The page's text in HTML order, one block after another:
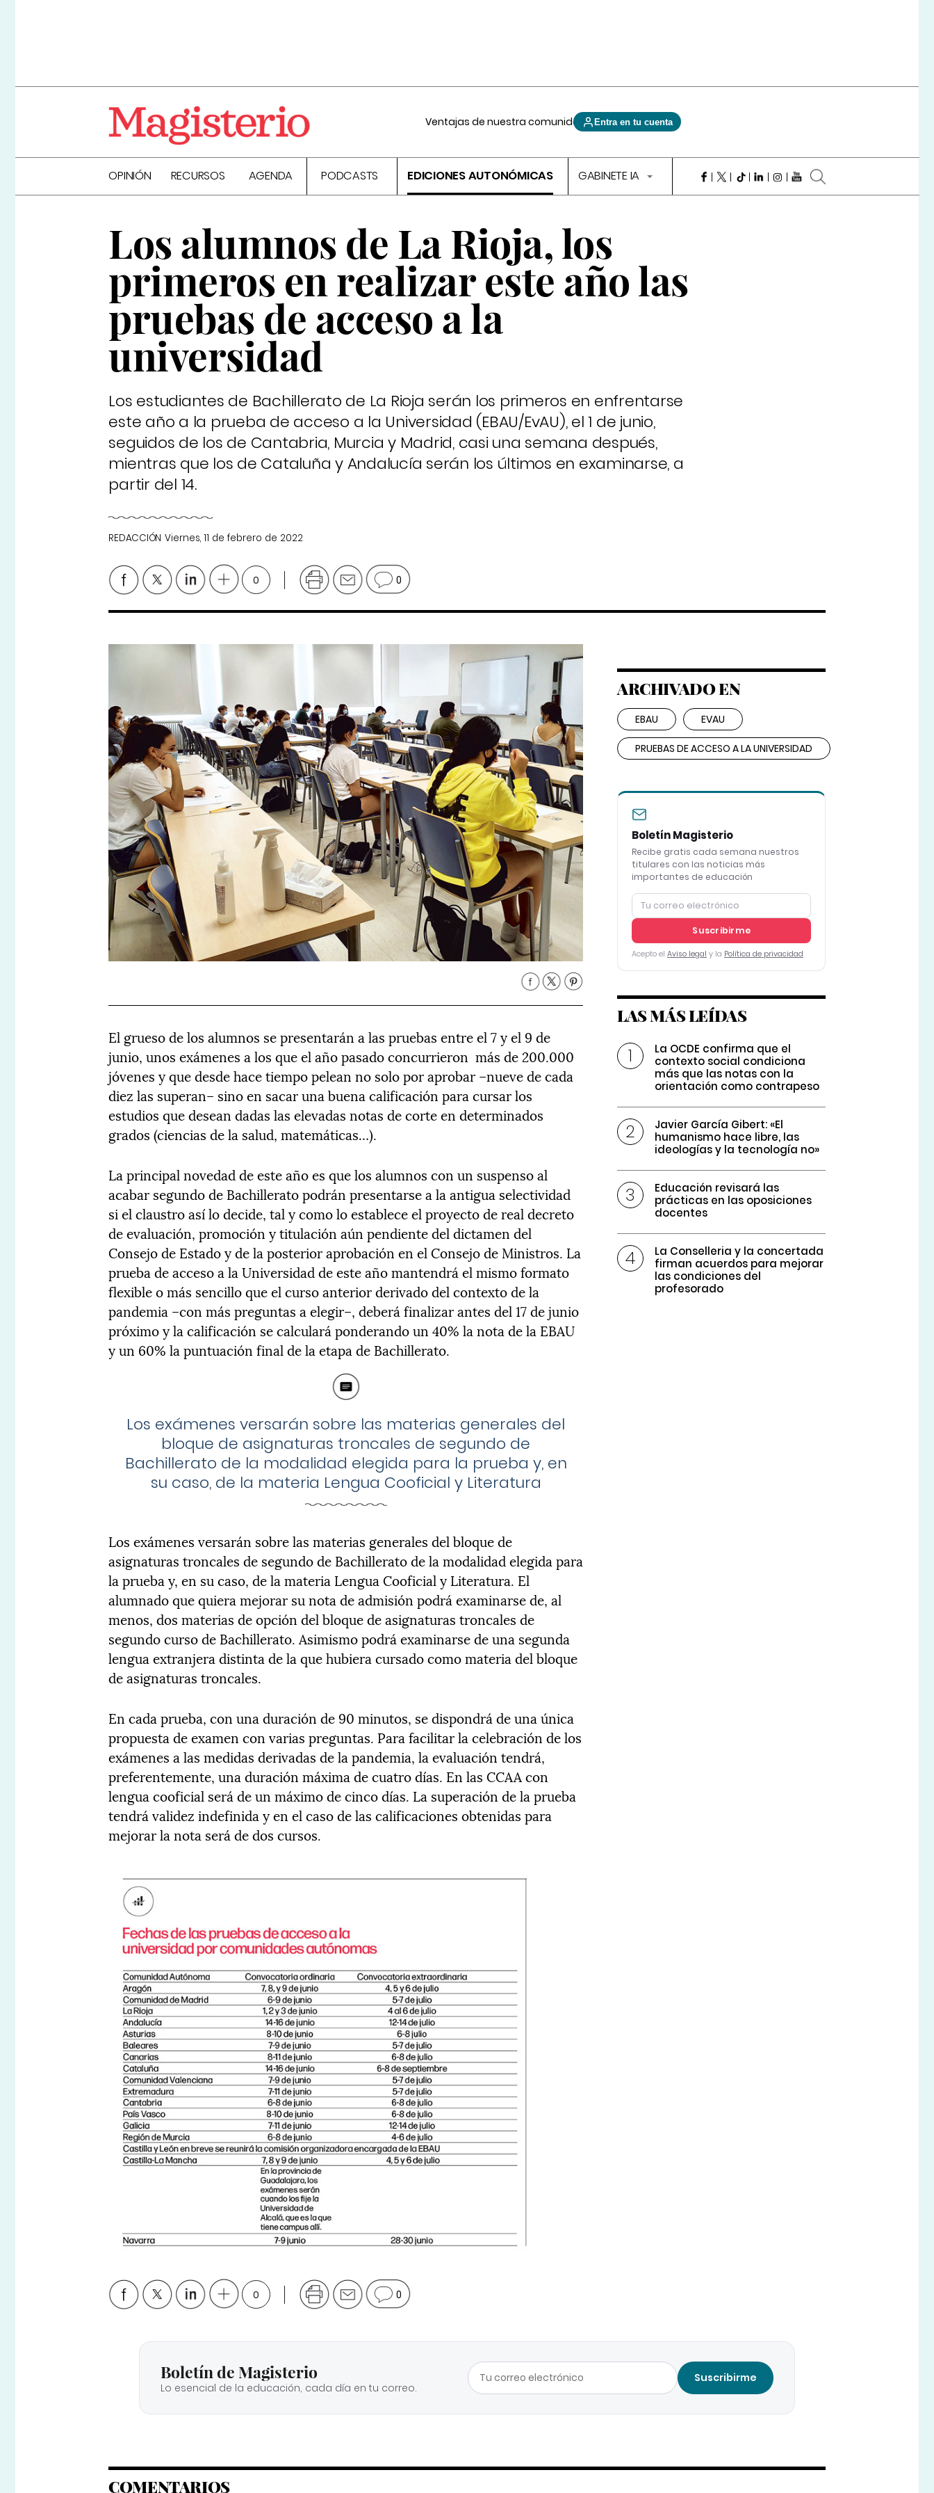
Ventajas de nuestra comunidad Entra en tu cuenta
OPINIÓN RECURSOS AGENDA PODCASTS EDICIONES AUTONÓMICAS GABINETE IA
Los alumnos de La Rioja, los
primeros en realizar este año las
pruebas de acceso a la
universidad
Los estudiantes de Bachillerato de La Rioja serán los primeros en enfrentarse
este año a la prueba de acceso a la Universidad (EBAU/EvAU), el 1 de junio,
seguidos de los de Cantabria, Murcia y Madrid, casi una semana después,
mientras que los de Cataluña y Andalucía serán los últimos en examinarse, a
partir del 14.
REDACCIÓN Viernes, 11 de febrero de 2022
0 0
El grueso de los alumnos se presentarán a las pruebas entre el 7 y el 9 de
junio, unos exámenes a los que el año pasado concurrieron más de 200.000
jóvenes y que desde hace tiempo pelean no solo por aprobar –nueve de cada
diez las superan– sino en sacar una buena calificación para cursar los
estudios que desean dadas las elevadas notas de corte en determinados
grados (ciencias de la salud, matemáticas…).
La principal novedad de este año es que los alumnos con un suspenso al
acabar segundo de Bachillerato podrán presentarse a la antigua selectividad
si el claustro así lo decide, tal y como lo establece el proyecto de real decreto
de evaluación, promoción y titulación aún pendiente del dictamen del
Consejo de Estado y de la posterior aprobación en el Consejo de Ministros. La
prueba de acceso a la Universidad de este año mantendrá el mismo formato
flexible o más sencillo que el curso anterior derivado del contexto de la
pandemia –con más preguntas a elegir–, deberá finalizar antes del 17 de junio
próximo y la calificación se calculará ponderando un 40% la nota de la EBAU
y un 60% la puntuación final de la etapa de Bachillerato.
Los exámenes versarán sobre las materias generales del
bloque de asignaturas troncales de segundo de
Bachillerato de la modalidad elegida para la prueba y, en
su caso, de la materia Lengua Cooficial y Literatura
Los exámenes versarán sobre las materias generales del bloque de
asignaturas troncales de segundo de Bachillerato de la modalidad elegida para
la prueba y, en su caso, de la materia Lengua Cooficial y Literatura. El
alumnado que quiera mejorar su nota de admisión podrá examinarse de, al
menos, dos materias de opción del bloque de asignaturas troncales de
segundo curso de Bachillerato. Asimismo podrá examinarse de una segunda
lengua extranjera distinta de la que hubiera cursado como materia del bloque
de asignaturas troncales.
En cada prueba, con una duración de 90 minutos, se dispondrá de una única
propuesta de examen con varias preguntas. Para facilitar la celebración de los
exámenes a las medidas derivadas de la pandemia, la evaluación tendrá,
preferentemente, una duración máxima de cuatro días. En las CCAA con
lengua cooficial será de un máximo de cinco días. La superación de la prueba
tendrá validez indefinida y en el caso de las calificaciones obtenidas para
mejorar la nota será de dos cursos.
0 0
ARCHIVADO EN
EBAU EVAU
PRUEBAS DE ACCESO A LA UNIVERSIDAD
Boletín Magisterio
Recibe gratis cada semana nuestros
titulares con las noticias más
importantes de educación
Suscribirme
Acepto el Aviso legal y la Política de privacidad
LAS MÁS LEÍDAS
La OCDE confirma que el
contexto social condiciona
más que las notas con la
orientación como contrapeso
Javier García Gibert: «El
humanismo hace libre, las
ideologías y la tecnología no»
Educación revisará las
prácticas en las oposiciones
docentes
La Conselleria y la concertada
firman acuerdos para mejorar
las condiciones del
profesorado
Boletín de Magisterio
Lo esencial de la educación, cada día en tu correo.
Suscribirme
COMENTARIOS